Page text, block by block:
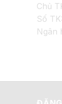
Chủ
Số
Ngân